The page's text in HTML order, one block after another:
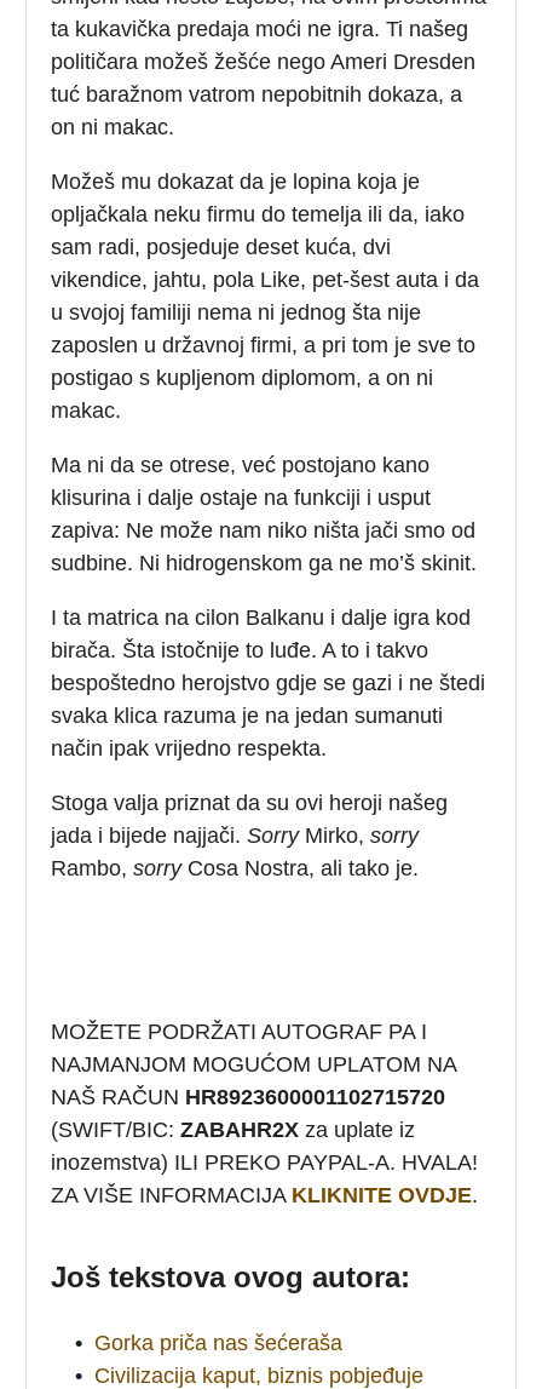
ta kukavička predaja moći ne igra. Ti našeg
političara možeš žešće nego Ameri Dresden
tuć baražnom vatrom nepobitnih dokaza, a
on ni makac.
Možeš mu dokazat da je lopina koja je
opljačkala neku firmu do temelja ili da, iako
sam radi, posjeduje deset kuća, dvi
vikendice, jahtu, pola Like, pet-šest auta i da
u svojoj familiji nema ni jednog šta nije
zaposlen u državnoj firmi, a pri tom je sve to
postigao s kupljenom diplomom, a on ni
makac.
Ma ni da se otrese, već postojano kano
klisurina i dalje ostaje na funkciji i usput
zapiva: Ne može nam niko ništa jači smo od
sudbine. Ni hidrogenskom ga ne mo’š skinit.
I ta matrica na cilon Balkanu i dalje igra kod
birača. Šta istočnije to luđe. A to i takvo
bespoštedno herojstvo gdje se gazi i ne štedi
svaka klica razuma je na jedan sumanuti
način ipak vrijedno respekta.
Stoga valja priznat da su ovi heroji našeg
jada i bijede najjači.SorryMirko,sorry
Rambo,sorryCosa Nostra, ali tako je.
MOŽETE PODRŽATI AUTOGRAF PA I
NAJMANJOM MOGUĆOM UPLATOM NA
NAŠ RAČUN HR8923600001102715720
(SWIFT/BIC: ZABAHR2X za uplate iz
inozemstva) ILI PREKO PAYPAL-A. HVALA!
ZA VIŠE INFORMACIJA KLIKNITE OVDJE.
Još tekstova ovog autora:
• Gorka priča nas šećeraša
• Civilizacija kaput, biznis pobjeđuje